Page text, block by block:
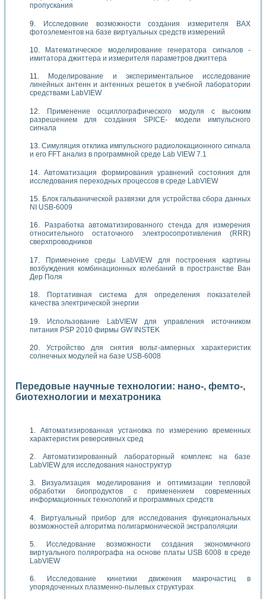
пропускания
Исследовние возможности создания измерителя ВАХ
фотоэлементов на базе виртуальных средств измерений
Математическое моделирование генератора сигналов -
имитатора джиттера и измерителя параметров джиттера
Моделирование и экспериментальное исследование
линейных антенн и антенных решеток в учебной лаборатории
средствами LabVIEW
Применение осциллографического модуля с высоким
разрешением для создания SPICE- модели импульсного
сигнала
Симуляция отклика импульсного радиолокационного сигнала
и его FFT анализ в программной среде Lab VIEW 7.1
Автоматизация формирования уравнений состояния для
исследования переходных процессов в среде LabVIEW
Блок гальванической развязки для устройства сбора данных
NI USB-6009
Разработка автоматизированного стенда для измерения
относительного остаточного электросопротивления (RRR)
сверхпроводников
Применение среды LabVIEW для построения картины
возбуждения комбинационных колебаний в пространстве Ван
Дер Поля
Портативная система для определения показателей
качества электрической энергии
Использование LabVIEW для управления источником
питания PSP 2010 фирмы GW INSTEK
Устройство для снятия вольт-амперных характеристик
солнечных модулей на базе USB-6008
Передовые научные технологии: нано-, фемто-,
биотехнологии и мехатроника
Автоматизированная установка по измерению временных
характеристик реверсивных сред
Автоматизированный лабораторный комплекс на базе
LabVIEW для исследования наноструктур
Визуализация моделирования и оптимизации тепловой
обработки биопродуктов с применением современных
информационных технологий и программных средств
Виртуальный прибор для исследования функциональных
возможностей алгоритма полигармонической экстраполяции
Исследование возможности создания экономичного
виртуального полярографа на основе платы USB 6008 в среде
LabVIEW
Исследование кинетики движения макрочастиц в
упорядоченных плазменно-пылевых структурах